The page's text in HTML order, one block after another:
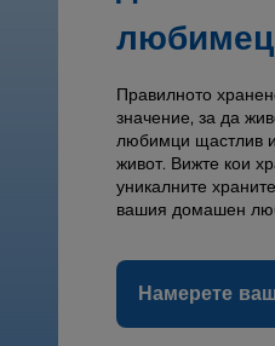
любимец
Правилното
значение, за да
любимци щастлив
живот. Вижте кои
уникалните
вашия домашен
Намерете